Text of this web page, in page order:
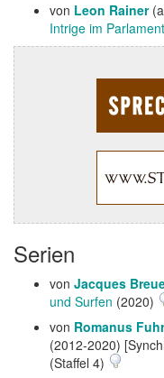
von Leon Rainer
Intrige im Parlament
Serien
von Jacques
und Surfen (2020)
von Romanus
(2012-2020)
(Staffel 4)